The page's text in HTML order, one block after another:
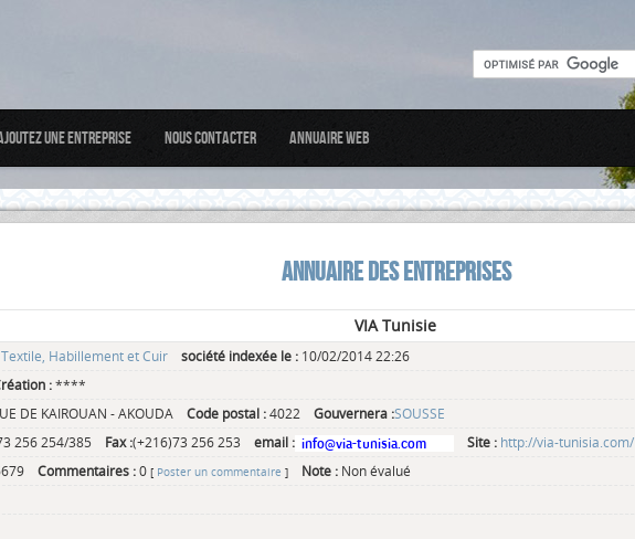
une entreprise Nous Contacter Annuaire web
ANNUAIRE DES ENTREPRISES
VIA Tunisie
Textile, Habillement et Cuir société indexée le : 10/02/2014 22:26
:****
DE KAIROUAN - AKOUDA Code postal : 4022 Gouvernera :SOUSSE
256 254/385 Fax :(+216)73 256 253 email : Site : http://via-tunisia.com/
Commentaires :0[ Poster un commentaire ] Note : Non évalué